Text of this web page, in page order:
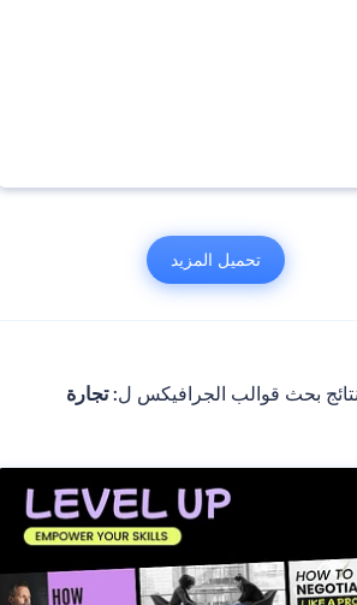
تحميل المزيد
نتائج بحث قوالب الجرافيكس ل: تجارة